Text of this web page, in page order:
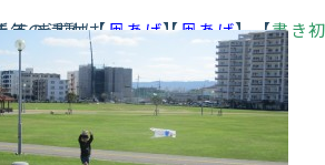
年の活動は、、、 【凧あげ】【書き
す まずは【凧あげ】